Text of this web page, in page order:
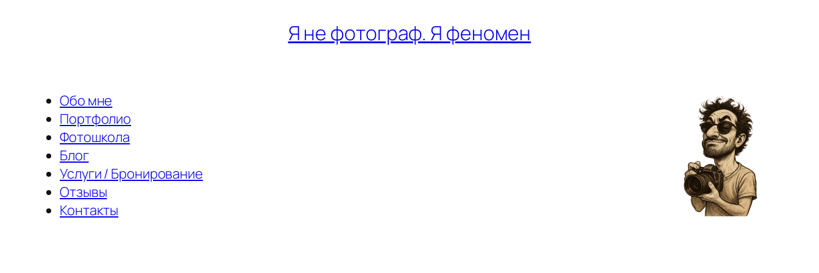
Я не фотограф. Я феномен
Обо мне
Портфолио
Фотошкола
Блог
Услуги / Бронирование
Отзывы
Контакты